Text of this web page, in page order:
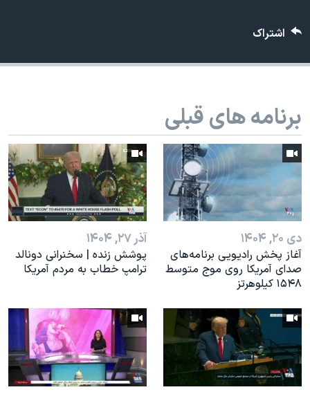
قانون شفافیت دارائی کادر رهبری ایران
اعتراضات مردمی آبان ۹۸
نرگس محمدی برنده جایزه نوبل صلح
همایش محافظه‌کاران آمریکا «سی‌پک»
صفحه‌های ویژه
سفر پرزیدنت ترامپ به چین
اشتراک
برنامه های قبلی
دی ۲۰, ۱۴۰۴
آغاز پخش رادیویی برنامه‌های
صدای آمریکا روی موج متوسط
۱۵۴۸ کیلوهرتز
آذر ۲۷, ۱۴۰۴
پوشش زنده | سخنرانی دونالد
ترامپ خطاب به مردم آمریکا